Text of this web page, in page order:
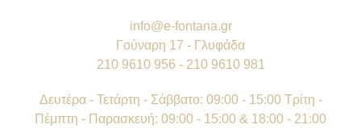
info@e-fontana.gr
Γούναρη 17 - Γλυφάδα
210 9610 956 - 210 9610 981
Δευτέρα - Τετάρτη - Σάββατο: 09:00 - 15:00 Τρίτη -
Πέμπτη - Παρασκευή: 09:00 - 15:00 & 18:00 - 21:00